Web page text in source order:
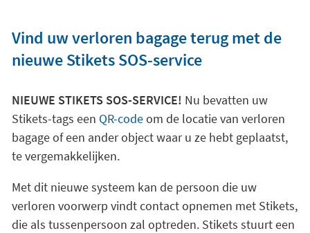
Vind uw verloren bagage terug met de
nieuwe Stikets SOS-service
NIEUWE STIKETS SOS-SERVICE! Nu bevatten uw
Stikets-tags een QR-codeom de locatie van verloren
bagage of een ander object waar u ze hebt geplaatst,
te vergemakkelijken.
Met dit nieuwe systeem kan de persoon die uw
verloren voorwerp vindt contact opnemen met Stikets,
die als tussenpersoon zal optreden. Stikets stuurt een